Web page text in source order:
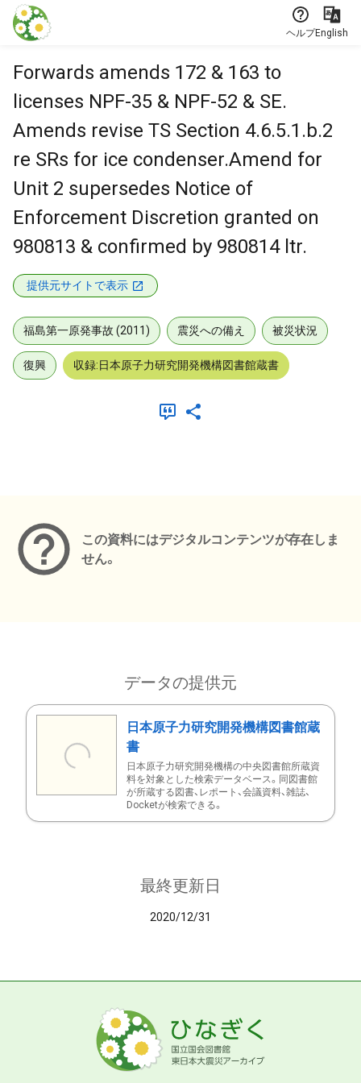
本文に飛ぶ
ヘルプEnglish
Forwards amends 172 & 163 to
licenses NPF-35 & NPF-52 & SE.
Amends revise TS Section 4.6.5.1.b.2
re SRs for ice condenser.Amend for
Unit 2 supersedes Notice of
Enforcement Discretion granted on
980813 & confirmed by 980814 ltr.
提供元サイトで表示
福島第一原発事故 (2011) 震災への備え 被災状況
復興 収録:日本原子力研究開発機構図書館蔵書
この資料にはデジタルコンテンツが存在しま
せん。
データの提供元
日本原子力研究開発機構図書館蔵
書
日本原子力研究開発機構の中央図書館所蔵資
料を対象とした検索データベース。同図書館
が所蔵する図書、レポート、会議資料、雑誌、
Docketが検索できる。
最終更新日
2020/12/31